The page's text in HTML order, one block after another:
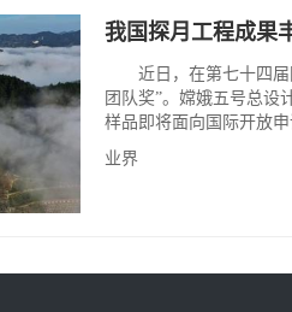
我国探月工程成果
近日，在第七十四届
团队奖”。嫦娥五号总设
样品即将面向国际开放
业界